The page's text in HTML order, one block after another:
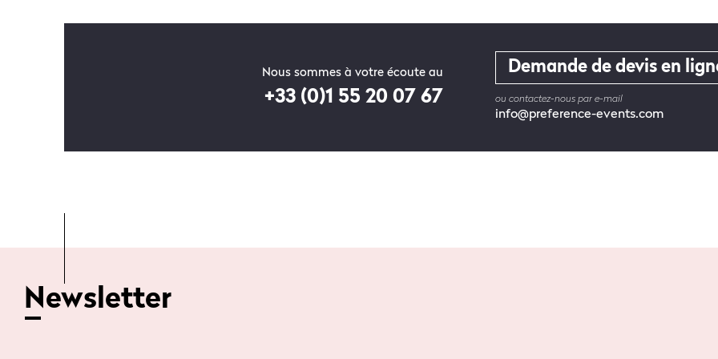
Nous sommes à votre écoute au
+33 (0)1 55 20 07 67
Demande de devis en
ou contactez-nous par e-mail
info@preference-events.com
Newsletter